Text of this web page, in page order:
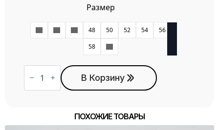
Размер
42 44 46 48 50 52 54
56
58
60
Количество
товара
Костюм
МКМ-11
В Корзину
ПОХОЖИЕ ТОВАРЫ